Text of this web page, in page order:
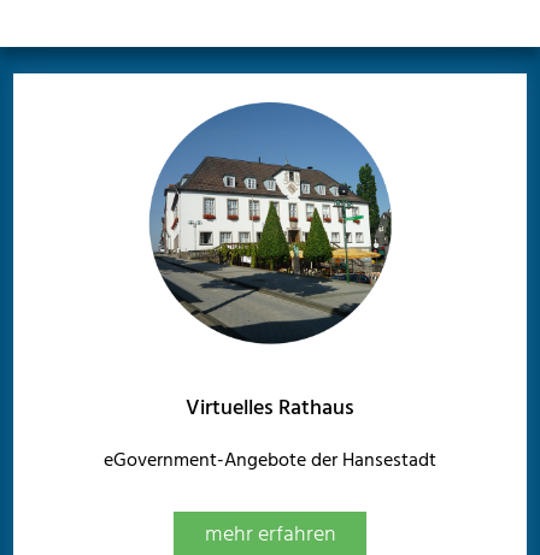
Virtuelles Rathaus
eGovernment-Angebote der Hansestadt
mehr erfahren